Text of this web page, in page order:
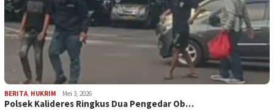
BERITA HUKRIM Mei 3, 2026
Polsek Kalideres Ringkus Dua Pengedar Ob…